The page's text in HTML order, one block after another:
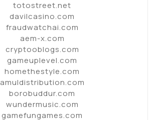
totostreet.net
davilcasino.com
fraudwatchai.com
aem-x.com
cryptooblogs.com
gameuplevel.com
homethestyle.com
amuldistribution.com
borobuddur.com
wundermusic.com
gamefungames.com